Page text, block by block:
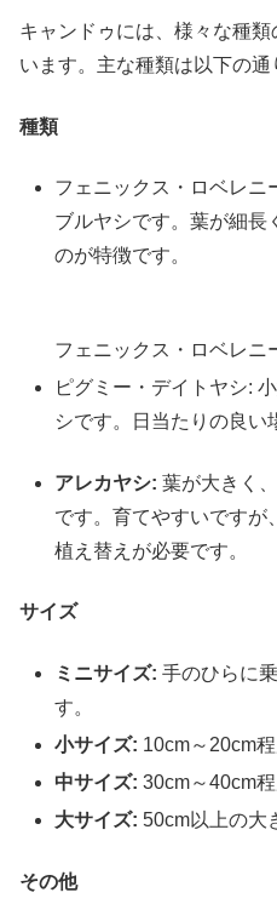
キャンドゥには、様々な種
います。主な種類は以下の通
種類
フェニックス・ロベレニ
ブルヤシです。葉が細長
のが特徴です。
フェニックス・ロベレニ
ピグミー・デイトヤシ:
シです。日当たりの良い
アレカヤシ: 葉が大きく
です。育てやすいですが
植え替えが必要です。
サイズ
ミニサイズ: 手のひらに
す。
小サイズ: 10cm～20cm
中サイズ: 30cm～40cm
大サイズ: 50cm以上の大
その他